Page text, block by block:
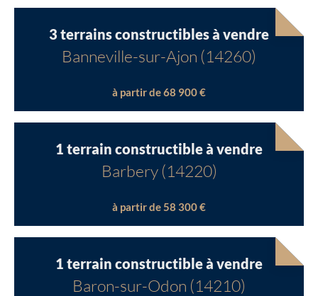
3 terrains constructibles à vendre
Banneville-sur-Ajon (14260)
à partir de 68 900 €
1 terrain constructible à vendre
Barbery (14220)
à partir de 58 300 €
1 terrain constructible à vendre
Baron-sur-Odon (14210)